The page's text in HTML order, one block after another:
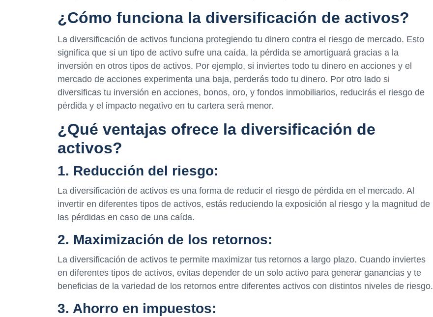
¿Cómo funciona la diversificación de activos?
La diversificación de activos funciona protegiendo tu dinero contra el riesgo de mercado. Esto
significa que si un tipo de activo sufre una caída, la pérdida se amortiguará gracias a la
inversión en otros tipos de activos. Por ejemplo, si inviertes todo tu dinero en acciones y el
mercado de acciones experimenta una baja, perderás todo tu dinero. Por otro lado si
diversificas tu inversión en acciones, bonos, oro, y fondos inmobiliarios, reducirás el riesgo de
pérdida y el impacto negativo en tu cartera será menor.
¿Qué ventajas ofrece la diversificación de
activos?
1. Reducción del riesgo:
La diversificación de activos es una forma de reducir el riesgo de pérdida en el mercado. Al
invertir en diferentes tipos de activos, estás reduciendo la exposición al riesgo y la magnitud de
las pérdidas en caso de una caída.
2. Maximización de los retornos:
La diversificación de activos te permite maximizar tus retornos a largo plazo. Cuando inviertes
en diferentes tipos de activos, evitas depender de un solo activo para generar ganancias y te
beneficias de la variedad de los retornos entre diferentes activos con distintos niveles de riesgo.
3. Ahorro en impuestos: